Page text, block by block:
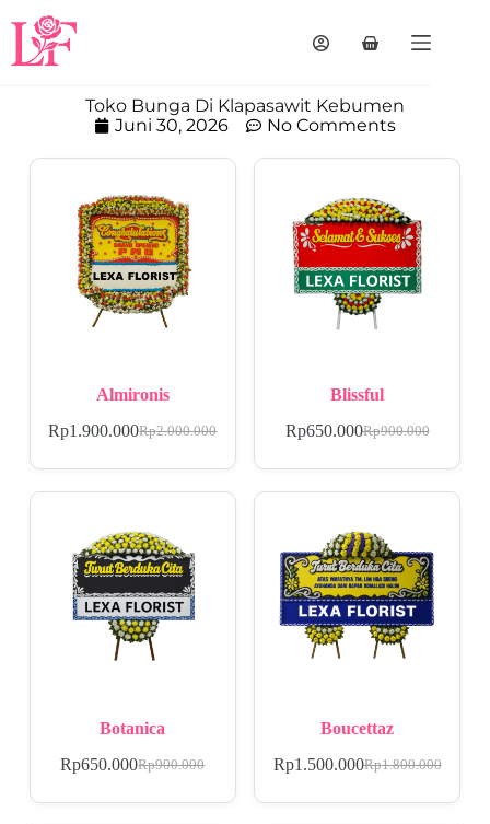
Toko Bunga Di Klapasawit Kebumen
Juni 30, 2026
No Comments
Almironis
Rp2.000.000
Rp1.900.000
Blissful
Rp900.000
Rp650.000
Botanica
Rp900.000
Rp650.000
Boucettaz
Rp1.800.000
Rp1.500.000